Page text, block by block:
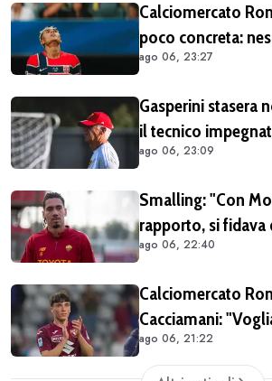
Calciomercato
poco concreta:
positivo dal
ago 06, 23:27
Gasperini stasera
il tecnico
mercato
ago 06, 23:09
Smalling: "Con
rapporto, si fidava
mi criticò? Mi
avevo raggiunto il
antidolorifici"
ago 06, 22:40
Calciomercato
Cacciamani:
assolutamente
i club sulla
ago 06, 21:22